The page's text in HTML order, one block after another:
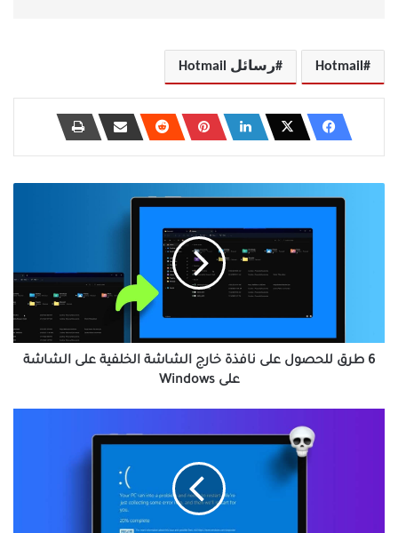
Hotmail رسائل Hotmail
على
الشاشة6 طرق للحصول على نافذة خارج الشاشة الخلفية على الشاشة
على Windows